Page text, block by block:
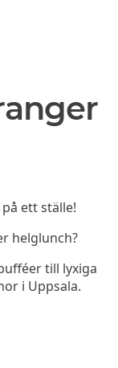
ett ställe!
helglunch?
till lyxiga
i Uppsala.